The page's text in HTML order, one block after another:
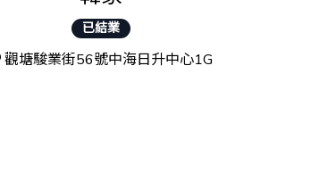
已結業
觀塘駿業街56號中海日升中心1G